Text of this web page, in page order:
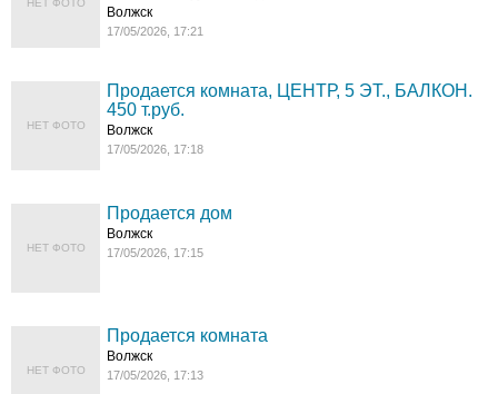
НЕТ ФОТО
Волжск
17/05/2026, 17:21
НЕТ ФОТО
Продается комната, ЦЕНТР, 5 ЭТ., БАЛКОН.
450 т.руб.
Волжск
17/05/2026, 17:18
НЕТ ФОТО
Продается дом
Волжск
17/05/2026, 17:15
НЕТ ФОТО
Продается комната
Волжск
17/05/2026, 17:13